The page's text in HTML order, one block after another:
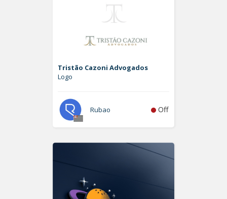
Tristão Cazoni Advogados
Logo
Rubao Off